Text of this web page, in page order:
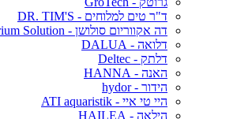
ד"ר טים למלוחים - DR. TIM'S
דה אקווריום סולושן - The Aquarium Solution
דלואה - DALUA
דלתק - Deltec
האנה - HANNA
הידור - hydor
היי טי איי - ATI aquaristik
הילאה - HAILEA